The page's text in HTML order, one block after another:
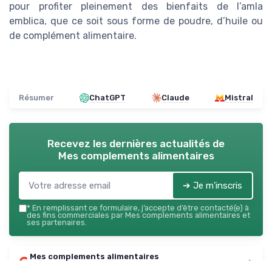
pour profiter pleinement des bienfaits de l’amla
emblica, que ce soit sous forme de poudre, d’huile ou
de complément alimentaire.
Résumer ChatGPT Claude Mistral
Recevez les dernières actualités de
Mes complements alimentaires
➔ Je m'inscris
* En remplissant ce formulaire, j’accepte d’être contacté(e) à
des fins commerciales par Mes complements alimentaires et
ses partenaires.
Mes complements alimentaires